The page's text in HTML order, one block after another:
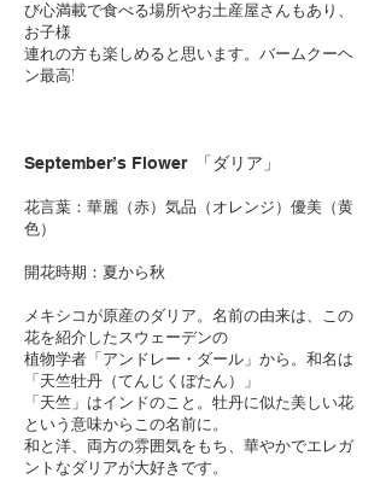
び心満載で食べる場所やお土産屋さんもあり、
お子様
連れの方も楽しめると思います。バームクーヘ
ン最高!
September’s Flower 「ダリア」
花言葉：華麗（赤）気品（オレンジ）優美（黄
色）
開花時期：夏から秋
メキシコが原産のダリア。名前の由来は、この
花を紹介したスウェーデンの
植物学者「アンドレー・ダール」から。和名は
「天竺牡丹（てんじくぼたん）」
「天竺」はインドのこと。牡丹に似た美しい花
という意味からこの名前に。
和と洋、両方の雰囲気をもち、華やかでエレガ
ントなダリアが大好きです。